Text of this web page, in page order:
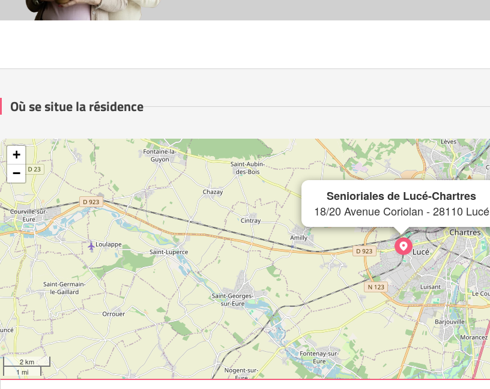
Où se situe la résidence
Senioriales de Lucé-Chartres
18/20 Avenue Coriolan - 28110 Lucé
+
−
2 km
1 mi